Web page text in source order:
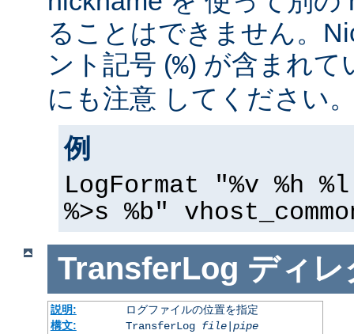
ることはできません。
ント記号 (%) が含まれて
にも注意 してください
例
LogFormat "%v %h
%>s %b"
TransferLog ディレ
説明:
ログファイルの位置を指定
構文:
TransferLog file| pipe